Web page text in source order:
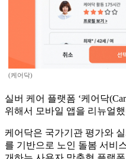
(케어닥)
실버 케어 플랫폼 ‘케어닥
위해서 모바일 앱을 리뉴얼
케어닥은 국가기관 평가와
를 기반으로 노인 돌봄 서비